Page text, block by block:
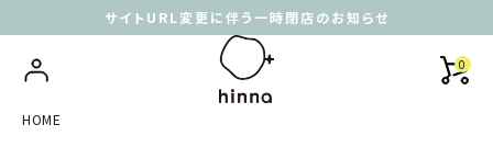
サイトURL変更に伴う一時閉店のお知らせ
0
HOME